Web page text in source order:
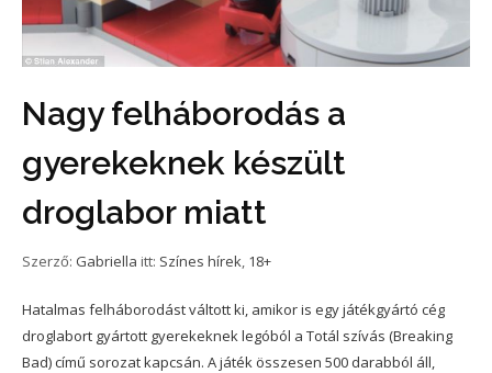
Nagy felháborodás a
gyerekeknek készült
droglabor miatt
Szerző: Gabriella itt: Színes hírek, 18+
Hatalmas felháborodást váltott ki, amikor is egy játékgyártó cég
droglabort gyártott gyerekeknek legóból a Totál szívás (Breaking
Bad) című sorozat kapcsán. A játék összesen 500 darabból áll,